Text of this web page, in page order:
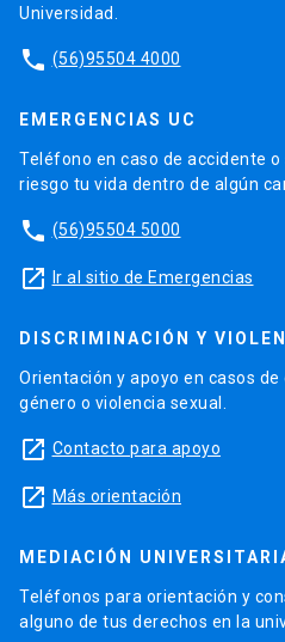
Universidad.
phone (56)95504 4000
EMERGENCIAS UC
Teléfono en caso de accidente
riesgo tu vida dentro de algún
phone (56)95504 5000
launch Ir al sitio de Emergencias
DISCRIMINACIÓN Y
Orientación y apoyo en casos
género o violencia sexual.
launch Contacto para apoyo
launch Más orientación
MEDIACIÓN
Teléfonos para orientación y
alguno de tus derechos en la